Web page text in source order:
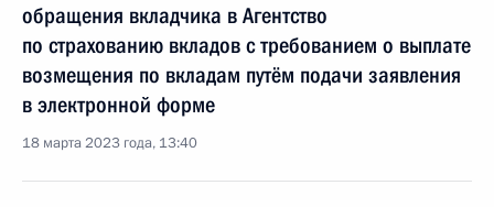
обращения вкладчика в Агентство
по страхованию вкладов с требованием о выплате
возмещения по вкладам путём подачи заявления
в электронной форме
18 марта 2023 года, 13:40